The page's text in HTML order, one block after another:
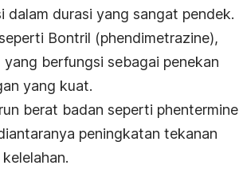
durasi yang sangat pendek.
Bontril (phendimetrazine),
berfungsi sebagai penekan
yang kuat.
berat badan seperti phentermine
peningkatan tekanan